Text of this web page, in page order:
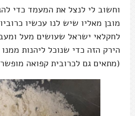
וחשוב לי לנצל את המעמד כדי
מובן מאליו שיש לנו עכשיו
לחקלאי ישראל שעושים מעל
הירק הזה כדי שנוכל ליהנות
(מתאים גם לכרובית קפואה